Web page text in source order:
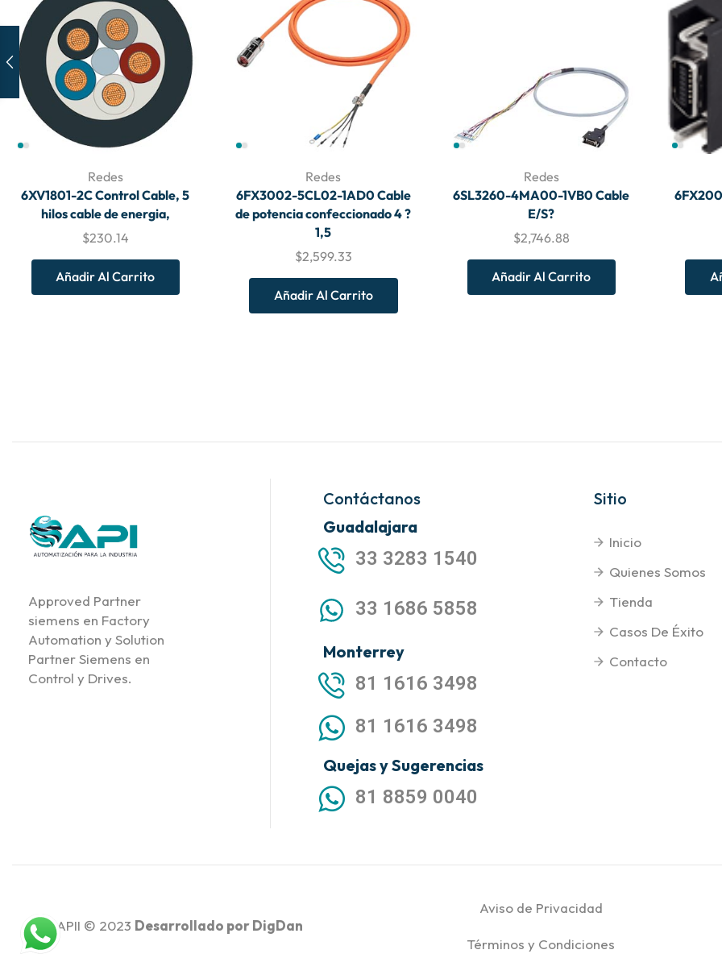
Redes
6XV1801-2C Control Cable, 5
hilos cable de energia,
$230.14
Añadir Al Carrito
Redes
6FX3002-5CL02-1AD0 Cable
de potencia confeccionado 4 ?
1,5
$2,599.33
Añadir Al Carrito
Redes
6SL3260-4MA00-1VB0 Cable
E/S?
$2,746.88
Añadir Al Carrito
Approved Partner
siemens en Factory
Automation y Solution
Partner Siemens en
Control y Drives.
Contáctanos
Guadalajara
33 3283 1540
33 1686 5858
Monterrey
81 1616 3498
81 1616 3498
Quejas y Sugerencias
81 8859 0040
Sitio
Inicio
Quienes Somos
Tienda
Casos De Éxito
Contacto
APII © 2023 Desarrollado porDigDan
Aviso de Privacidad
Términos y Condiciones